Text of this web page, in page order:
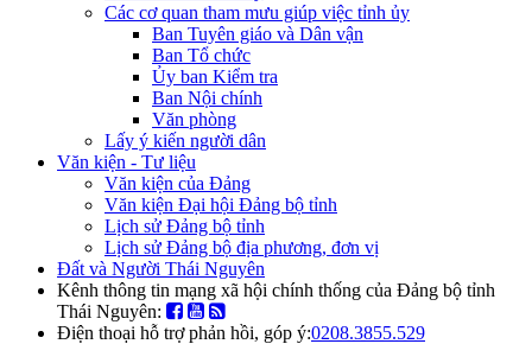
Các cơ quan tham mưu giúp việc tỉnh ủy
Ban Tuyên giáo và Dân vận
Ban Tổ chức
Ủy ban Kiểm tra
Ban Nội chính
Văn phòng
Lấy ý kiến người dân
Văn kiện - Tư liệu
Văn kiện của Đảng
Văn kiện Đại hội Đảng bộ tỉnh
Lịch sử Đảng bộ tỉnh
Lịch sử Đảng bộ địa phương, đơn vị
Đất và Người Thái Nguyên
Kênh thông tin mạng xã hội chính thống của Đảng bộ tỉnh
Thái Nguyên:
Điện thoại hỗ trợ phản hồi, góp ý:0208.3855.529